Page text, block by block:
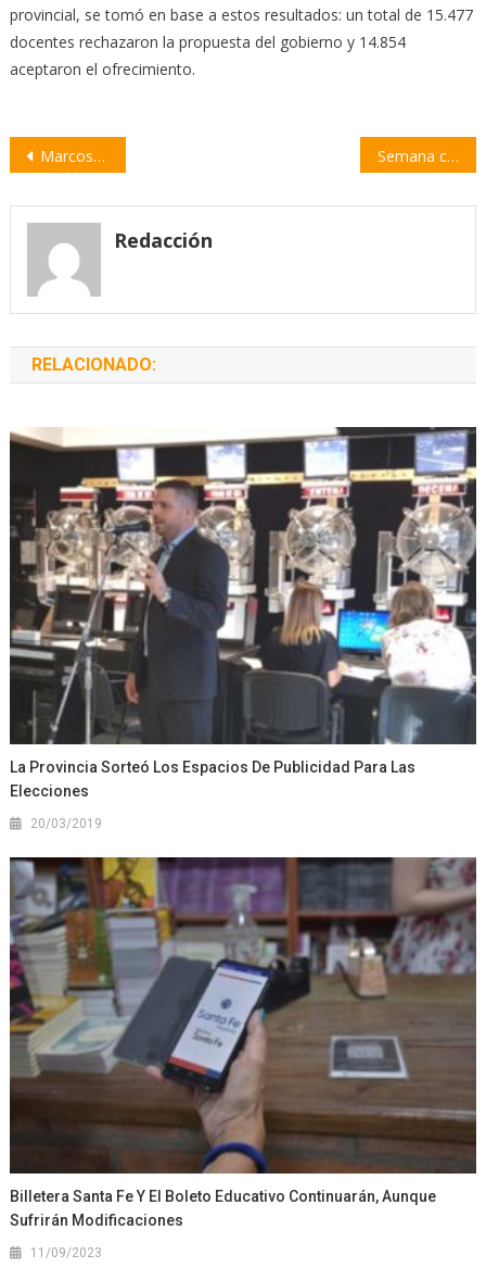
provincial, se tomó en base a estos resultados: un total de 15.477
docentes rechazaron la propuesta del gobierno y 14.854
aceptaron el ofrecimiento.
Navegación
entradas
Marcos Cleri: “Necesitamos más firmeza y más unidad para frenar los incendios” Semana clave para el tratamiento de la Ley de Humedales en el Congreso
Redacción
RELACIONADO:
La Provincia Sorteó Los Espacios De Publicidad Para Las
Elecciones
20/03/2019
Billetera Santa Fe Y El Boleto Educativo Continuarán, Aunque
Sufrirán Modificaciones
11/09/2023